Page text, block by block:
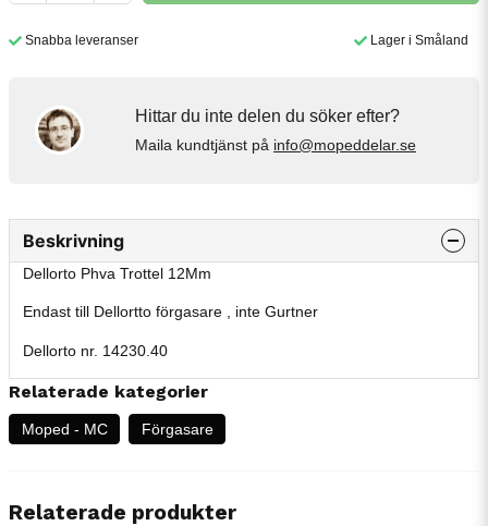
Snabba leveranser Lager i Småland
Hittar du inte delen du söker efter?
Maila kundtjänst på info@mopeddelar.se
Beskrivning
Dellorto Phva Trottel 12Mm
Endast till Dellortto förgasare , inte Gurtner
Dellorto nr. 14230.40
Relaterade kategorier
Moped - MC Förgasare
Relaterade produkter